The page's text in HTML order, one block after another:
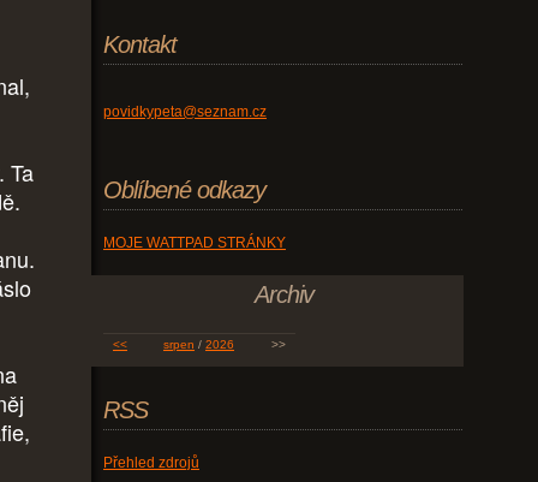
Ta
Kontakt
povidkypeta@seznam.cz
Oblíbené odkazy
MOJE WATTPAD STRÁNKY
Archiv
<< srpen / 2026 >>
RSS
Přehled zdrojů